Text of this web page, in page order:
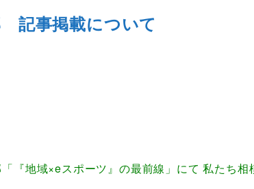
記事掲載について
『地域×eスポーツ』の最前線」にて 私たち相